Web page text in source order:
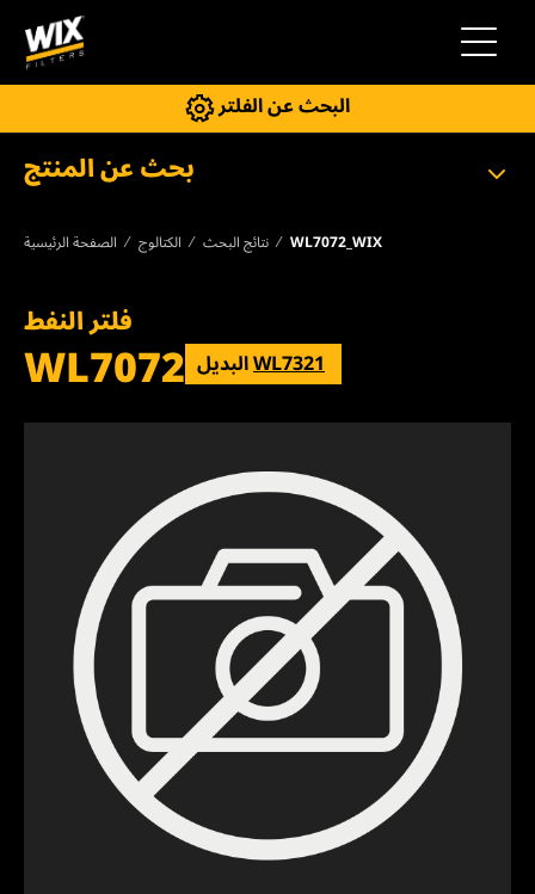
التنقل
البحث عن الفلتر
بحث عن المنتج
الصفحة الرئيسية الكتالوج نتائج البحث WL7072_WIX
فلتر النفط
WL7072 WL7321